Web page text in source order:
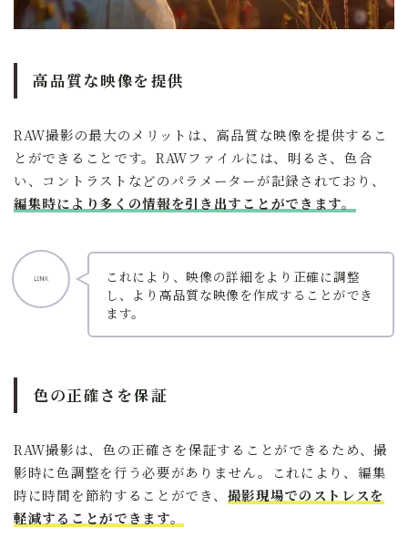
高品質な映像を提供
RAW撮影の最大のメリットは、高品質な映像を提供するこ
とができることです。RAWファイルには、明るさ、色合
い、コントラストなどのパラメーターが記録されており、
編集時により多くの情報を引き出すことができます。
これにより、映像の詳細をより正確に調整
し、より高品質な映像を作成することができ
ます。
色の正確さを保証
RAW撮影は、色の正確さを保証することができるため、撮
影時に色調整を行う必要がありません。これにより、編集
時に時間を節約することができ、 撮影現場でのストレスを
軽減することができます。